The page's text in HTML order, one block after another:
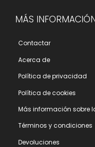
MÁS
Contactar
Acerca de
Polí­tica de privacidad
Polí­tica de cookies
Más información sobre
Términos y condiciones
Devoluciones